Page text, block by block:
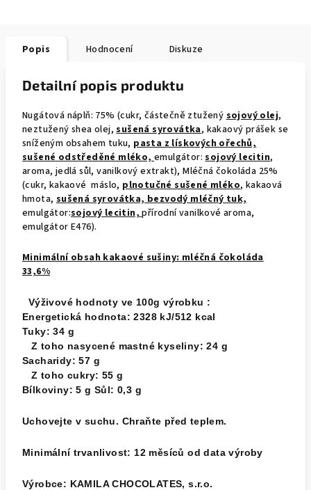
Popis Hodnocení Diskuze
Detailní popis produktu
Nugátová náplň: 75% (cukr, částečně ztuženýsojový olej,
neztužený shea olej,sušená syrovátka, kakaový prášek se
sníženým obsahem tuku, pasta z lískových ořechů,
sušené odstředěné mléko,emulgátor:sojový lecitin,
aroma, jedlá sůl, vanilkový extrakt), Mléčná čokoláda 25%
(cukr, kakaové máslo, plnotučné sušené mléko, kakaová
hmota,sušená syrovátka, bezvodý mléčný tuk,
emulgátor:sojový lecitin,přírodní vanilkové aroma,
emulgátor E476).
Minimální obsah kakaové sušiny: mléčná čokoláda
33,6%
Výživové hodnoty ve 100g výrobku :
Energetická hodnota: 2328 kJ/512 kcal
Tuky: 34 g
Z toho nasycené mastné kyseliny: 24 g
Sacharidy: 57 g
Z toho cukry: 55 g
Bílkoviny: 5 g Sůl: 0,3 g
Uchovejte v suchu. Chraňte před teplem.
Minimální trvanlivost: 12 měsíců od data výroby
Výrobce: KAMILA CHOCOLATES, s.r.o.